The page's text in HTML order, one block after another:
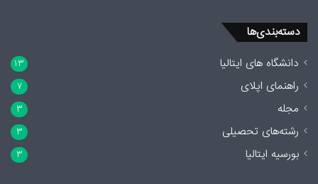
دسته‌بندی‌ها
دانشگاه های ایتالیا ۱۳
راهنمای اپلای ۷
مجله ۳
رشته‌های تحصیلی ۳
بورسیه ایتالیا ۳